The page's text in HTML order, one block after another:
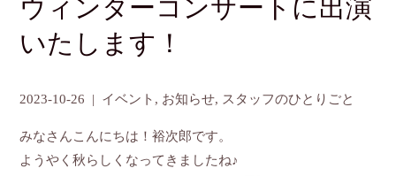
ウィンターコンサートに出演
いたします！
2023-10-26 | イベント , お知らせ, スタッフのひとりごと
みなさんこんにちは！裕次郎です。
ようやく秋らしくなってきましたね♪